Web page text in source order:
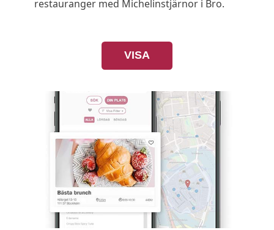
restauranger med Michelinstjärnor i Bro.
VISA